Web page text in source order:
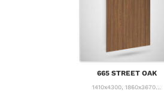
665 STREET OAK
1410x4300, 1860x3670...